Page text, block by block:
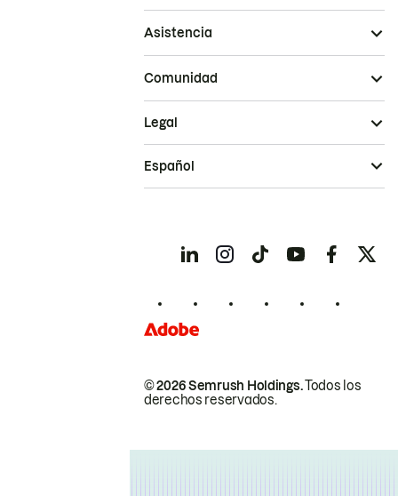
Asistencia
Comunidad
© 2026 Semrush Holdings.Todos los
derechos reservados.
Legal
Español